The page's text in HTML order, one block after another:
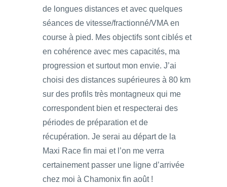
de longues distances et avec quelques
séances de vitesse/fractionné/VMA en
course à pied. Mes objectifs sont ciblés et
en cohérence avec mes capacités, ma
progression et surtout mon envie. J’ai
choisi des distances supérieures à 80 km
sur des profils très montagneux qui me
correspondent bien et respecterai des
périodes de préparation et de
récupération. Je serai au départ de la
Maxi Race fin mai et l’on me verra
certainement passer une ligne d’arrivée
chez moi à Chamonix fin août !